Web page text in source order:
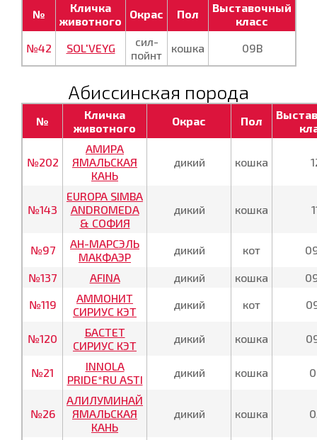
№
Кличка
животного
Окрас Пол
Выставочный
класс
№42
SOL'VEYG
сил-
пойнт
кошка 09В
Абиссинская порода
№
Кличка
животного
Окрас Пол
№202
АМИРА
ЯМАЛЬСКАЯ
КАНЬ
дикий кошка
№143
EUROPA SIMBA
ANDROMEDA
& СОФИЯ
дикий кошка
№97
АН-МАРСЭЛЬ
МАКФАЭР
дикий кот
№137 AFINA дикий кошка
№119
АММОНИТ
СИРИУС КЭТ
дикий кот
№120
БАСТЕТ
СИРИУС КЭТ
дикий кошка
№21
INNOLA
PRIDE*RU ASTI
дикий кошка
№26
АЛИЛУМИНАЙ
ЯМАЛЬСКАЯ
КАНЬ
дикий кошка